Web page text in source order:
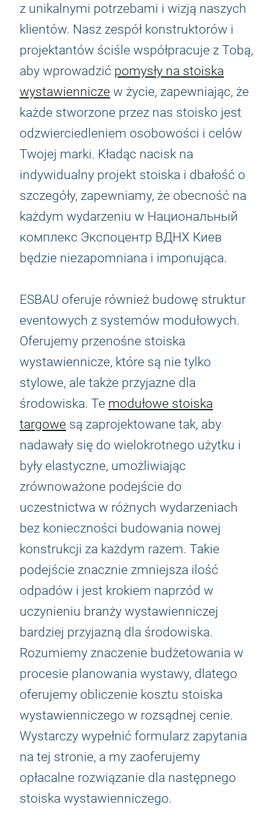
z unikalnymi potrzebami i wizją naszych
klientów. Nasz zespół konstruktorów i
projektantów ściśle współpracuje z Tobą,
aby wprowadzić pomysły na stoiska
wystawiennicze w życie, zapewniając, że
każde stworzone przez nas stoisko jest
odzwierciedleniem osobowości i celów
Twojej marki. Kładąc nacisk na
indywidualny projekt stoiska i dbałość o
szczegóły, zapewniamy, że obecność na
każdym wydarzeniu w Национальный
комплекс Экспоцентр ВДНХ Киев
będzie niezapomniana i imponująca.
ESBAU oferuje również budowę struktur
eventowych z systemów modułowych.
Oferujemy przenośne stoiska
wystawiennicze, które są nie tylko
stylowe, ale także przyjazne dla
środowiska. Te modułowe stoiska
targowe są zaprojektowane tak, aby
nadawały się do wielokrotnego użytku i
były elastyczne, umożliwiając
zrównoważone podejście do
uczestnictwa w różnych wydarzeniach
bez konieczności budowania nowej
konstrukcji za każdym razem. Takie
podejście znacznie zmniejsza ilość
odpadów i jest krokiem naprzód w
uczynieniu branży wystawienniczej
bardziej przyjazną dla środowiska.
Rozumiemy znaczenie budżetowania w
procesie planowania wystawy, dlatego
oferujemy obliczenie kosztu stoiska
wystawienniczego w rozsądnej cenie.
Wystarczy wypełnić formularz zapytania
na tej stronie, a my zaoferujemy
opłacalne rozwiązanie dla następnego
stoiska wystawienniczego.